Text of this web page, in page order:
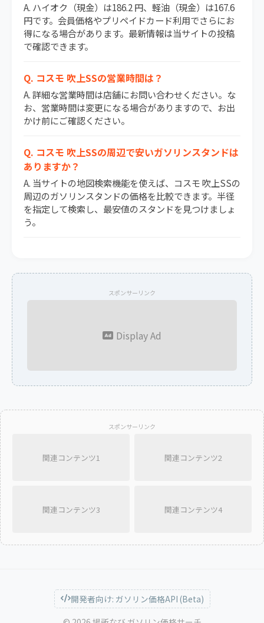
A. ハイオク（現金）は186.2 円、軽油（現金）は167.6
円です。会員価格やプリペイドカード利用でさらにお
得になる場合があります。最新情報は当サイトの投稿
で確認できます。
Q. コスモ 吹上SSの営業時間は？
A. 詳細な営業時間は店舗にお問い合わせください。な
お、営業時間は変更になる場合がありますので、お出
かけ前にご確認ください。
Q. コスモ 吹上SSの周辺で安いガソリンスタンドは
ありますか？
A. 当サイトの地図検索機能を使えば、コスモ 吹上SSの
周辺のガソリンスタンドの価格を比較できます。半径
を指定して検索し、最安値のスタンドを見つけましょ
う。
スポンサーリンク
Display Ad
スポンサーリンク
関連コンテンツ1 関連コンテンツ2
関連コンテンツ3 関連コンテンツ4
開発者向け: ガソリン価格API (Beta)